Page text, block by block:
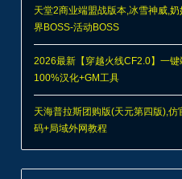
天堂2商业端盟战版本,冰雪神威,
界BOSS-活动BOSS
2026最新【穿越火线CF2.0】一
100%汉化+GM工具
天海普拉斯团购版(天元第四版),
码+局域外网教程